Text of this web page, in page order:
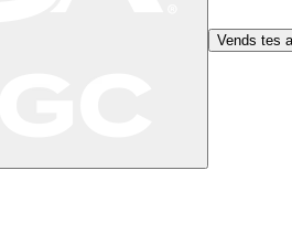
Vends tes